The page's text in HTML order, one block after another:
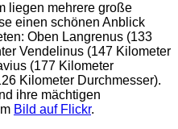
liegen mehrere große
einen schönen Anblick
Oben Langrenus (133
Vendelinus (147 Kilometer
(177 Kilometer
Kilometer Durchmesser).
ihre mächtigen
Bild auf Flickr.